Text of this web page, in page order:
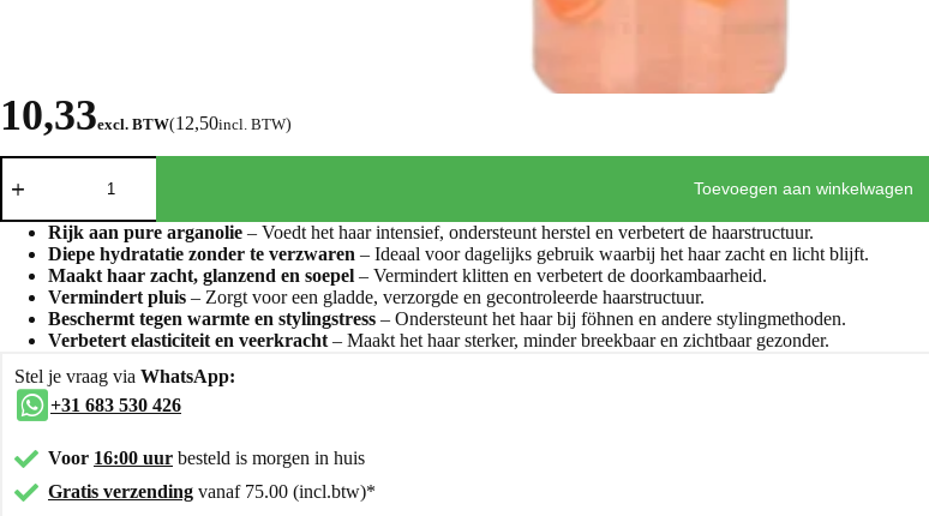
10,33excl. BTW(12,50incl. BTW)
Toevoegen aan winkelwagen
Rijk aan pure arganolie – Voedt het haar intensief, ondersteunt herstel en verbetert de haarstructuur.
Diepe hydratatie zonder te verzwaren – Ideaal voor dagelijks gebruik waarbij het haar zacht en licht blijft.
Maakt haar zacht, glanzend en soepel – Vermindert klitten en verbetert de doorkambaarheid.
Vermindert pluis – Zorgt voor een gladde, verzorgde en gecontroleerde haarstructuur.
Beschermt tegen warmte en stylingstress – Ondersteunt het haar bij föhnen en andere stylingmethoden.
Verbetert elasticiteit en veerkracht – Maakt het haar sterker, minder breekbaar en zichtbaar gezonder.
Stel je vraag via WhatsApp:
+31 683 530 426
Voor 16:00 uur besteld is morgen in huis
Gratis verzending vanaf 75.00 (incl.btw)*